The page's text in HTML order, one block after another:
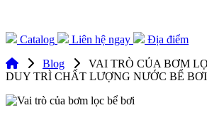
Catalog Liên hệ ngay
Địa điểm
Blog
VAI TRÒ CỦA BƠM
DUY TRÌ CHẤT LƯỢNG NƯỚC BỂ BƠI